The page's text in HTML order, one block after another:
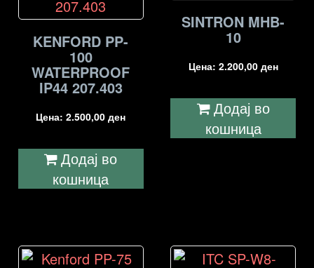
KENFORD PP-
100
WATERPROOF
IP44 207.403
Цена:2.500,00ден
Додај во
кошница
SINTRON MHB-
10
Цена: 2.200,00 ден
Додај во
кошница